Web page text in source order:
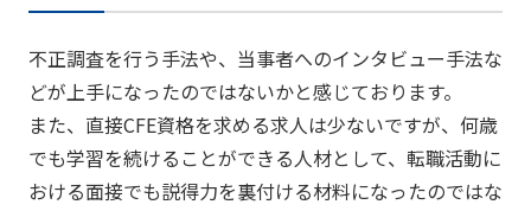
不正調査を行う手法や、当事者へのインタビュー手法な
どが上手になったのではないかと感じております。
また、直接CFE資格を求める求人は少ないですが、何歳
でも学習を続けることができる人材として、転職活動に
おける面接でも説得力を裏付ける材料になったのではな